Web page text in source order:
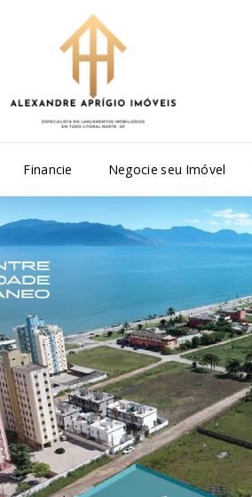
Financie Negocie seu Imóvel